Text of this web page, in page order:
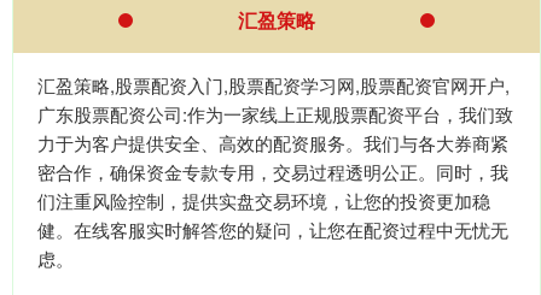
汇盈策略
汇盈策略,股票配资入门,股票配资学习网,股票配资官网开户,
广东股票配资公司:作为一家线上正规股票配资平台，我们致
力于为客户提供安全、高效的配资服务。我们与各大券商紧
密合作，确保资金专款专用，交易过程透明公正。同时，我
们注重风险控制，提供实盘交易环境，让您的投资更加稳
健。在线客服实时解答您的疑问，让您在配资过程中无忧无
虑。